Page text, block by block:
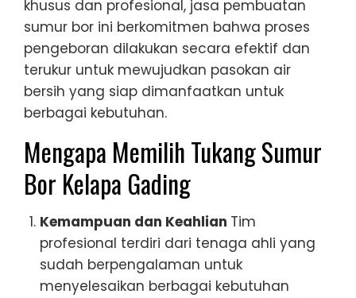
khusus dan profesional, jasa pembuatan
sumur bor ini berkomitmen bahwa proses
pengeboran dilakukan secara efektif dan
terukur untuk mewujudkan pasokan air
bersih yang siap dimanfaatkan untuk
berbagai kebutuhan.
Mengapa Memilih Tukang Sumur
Bor Kelapa Gading
Kemampuan dan Keahlian Tim
profesional terdiri dari tenaga ahli yang
sudah berpengalaman untuk
menyelesaikan berbagai kebutuhan